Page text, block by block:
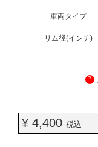
車両タイプ
リム径(インチ)
?
¥ 4,400 税込